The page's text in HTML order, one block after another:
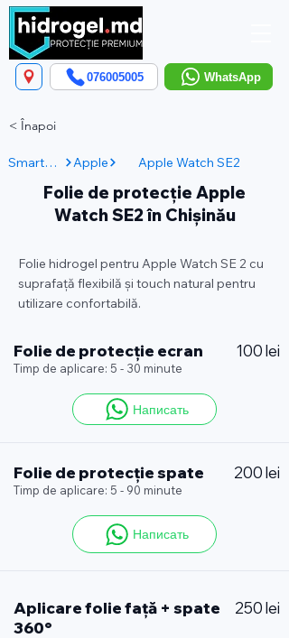
WhatsApp
076005005
< Înapoi
Smartwatch Apple Apple Watch SE2
Folie de protecție Apple
Watch SE2 în Chișinău
Folie hidrogel pentru Apple Watch SE 2 cu
suprafață flexibilă și touch natural pentru
utilizare confortabilă.
Folie de protecție ecran 100 lei
Timp de aplicare: 5 - 30 minute
Написать
Folie de protecție spate 200 lei
Timp de aplicare: 5 - 90 minute
Написать
Aplicare folie față + spate
360°
250 lei